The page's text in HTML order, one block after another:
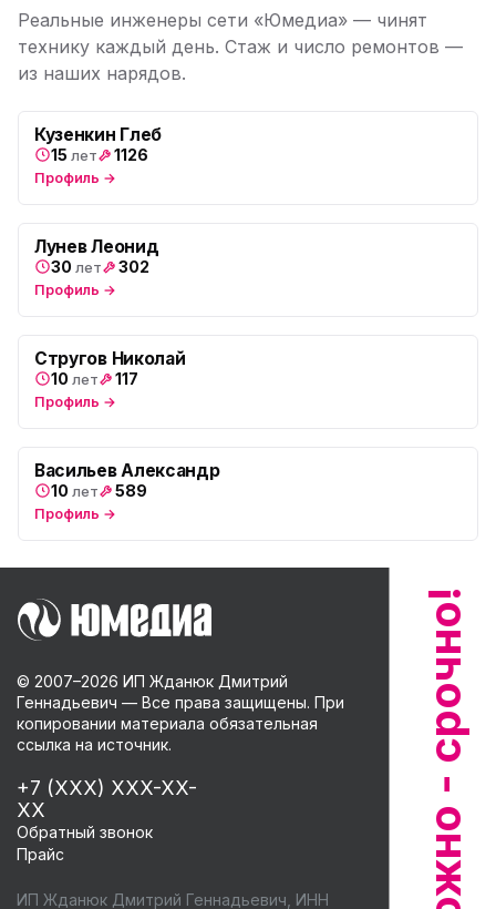
ю
Юмедиа на Наставников
пр. Наставников 35
ул. Антонова-Овсеенко, 25к1
ю
Юмедиа в ТК Юго-Запад
ю
Юмедиа на Космонавтов
пр. Космонавтов, 38к4
ю
Юмедиа в Купчино
ю
Юмедиа Сервис в Колпино
ул. Тверская 60, Колпино
Реальные инженеры сети «Юмедиа» — чинят
технику каждый день. Стаж и число ремонтов —
из наших нарядов.
Кузенкин Глеб
15 лет 1126
Профиль →
Лунев Леонид
30 лет 302
Профиль →
Стругов Николай
10 лет 117
Профиль →
Васильев Александр
10 лет 589
Профиль →
© 2007–2026 ИП Жданюк Дмитрий
Геннадьевич — Все права защищены. При
копировании материала обязательная
ссылка на источник.
+7 (XXX) XXX-XX-
XX
Обратный звонок
Прайс
ИП Жданюк Дмитрий Геннадьевич, ИНН